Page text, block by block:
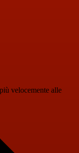
velocemente alle